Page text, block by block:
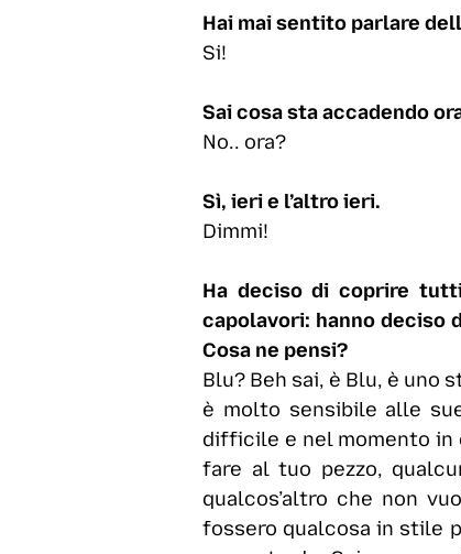
Hai mai sentito parlare
Si!
Sai cosa sta accadendo
No.. ora?
Sì, ieri e l’altro ieri.
Dimmi!
Ha deciso di coprire
capolavori: hanno deciso
Cosa ne pensi?
Blu? Beh sai, è Blu, è uno
è molto sensibile alle
difficile e nel momento in
fare al tuo pezzo,
qualcos’altro che non
fossero qualcosa in stile